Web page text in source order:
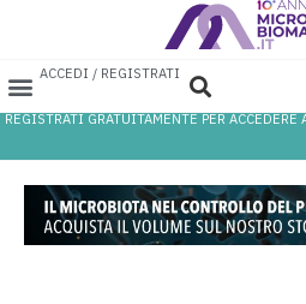
ACCEDI / REGISTRATI
REGISTRATI GRATUITAMENTE PER